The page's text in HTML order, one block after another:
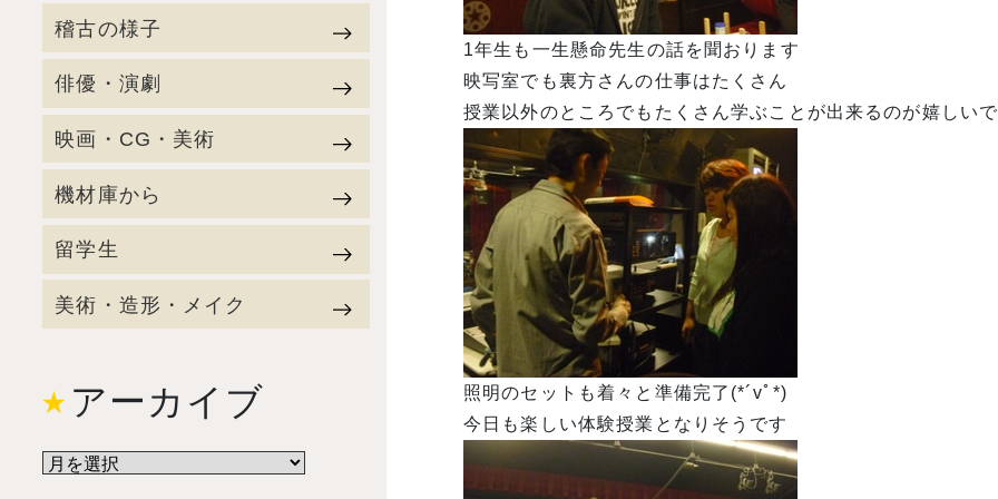
1年生も一生懸命先生の話を聞おります
映写室でも裏方さんの仕事はたくさん
授業以外のところでもたくさん学ぶことが出来るのが嬉しい
照明のセットも着々と準備完了(*´vﾟ*)ゞ
今日も楽しい体験授業となりそうです
稽古の様子
俳優・演劇
映画・CG・美術
機材庫から
留学生
美術・造形・メイク
アーカイブ